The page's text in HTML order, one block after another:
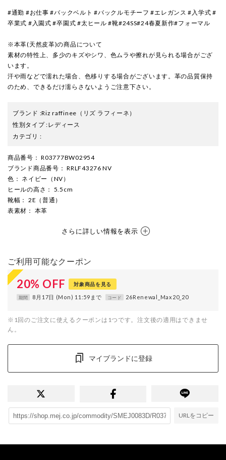
#通勤 #お仕事 #バックベルト #バックルモチーフ #エレガンス #入学式 #
卒業式 #入園式 #卒園式 #太ヒール #靴#24SS#24春夏新作#フォーマル
※本革(天然皮革)の商品について
素材の特性上、多少のキズやシワ、色ムラや擦れが見られる場合がござ
います。
汗や雨などで濡れた場合、色移りする場合がございます。革の品質保持
のため、できるだけ濡らさないようご注意下さい。
ブランド :Riz raffinee （リズ ラフィーネ）
性別タイプ:レディース
カテゴリ :
商品番号 ： R03777BW02954
ブランド商品番号 ： RRLF43276 NV
色 ： ネイビー（NV）
ヒールの高さ ： 5.5cm
靴幅 ： 2E（普通）
表素材 ： 本革
さらに詳しい情報を表示
ご利用可能なクーポン
20% OFF 対象商品を見る
期間 8月17日 (Mon) 11:59まで コード 26Renewal_Max20_20
※1回のご注文に使えるクーポンは1つです。注文後の適用はできませ
ん。
マイブランドに登録
URLをコピー